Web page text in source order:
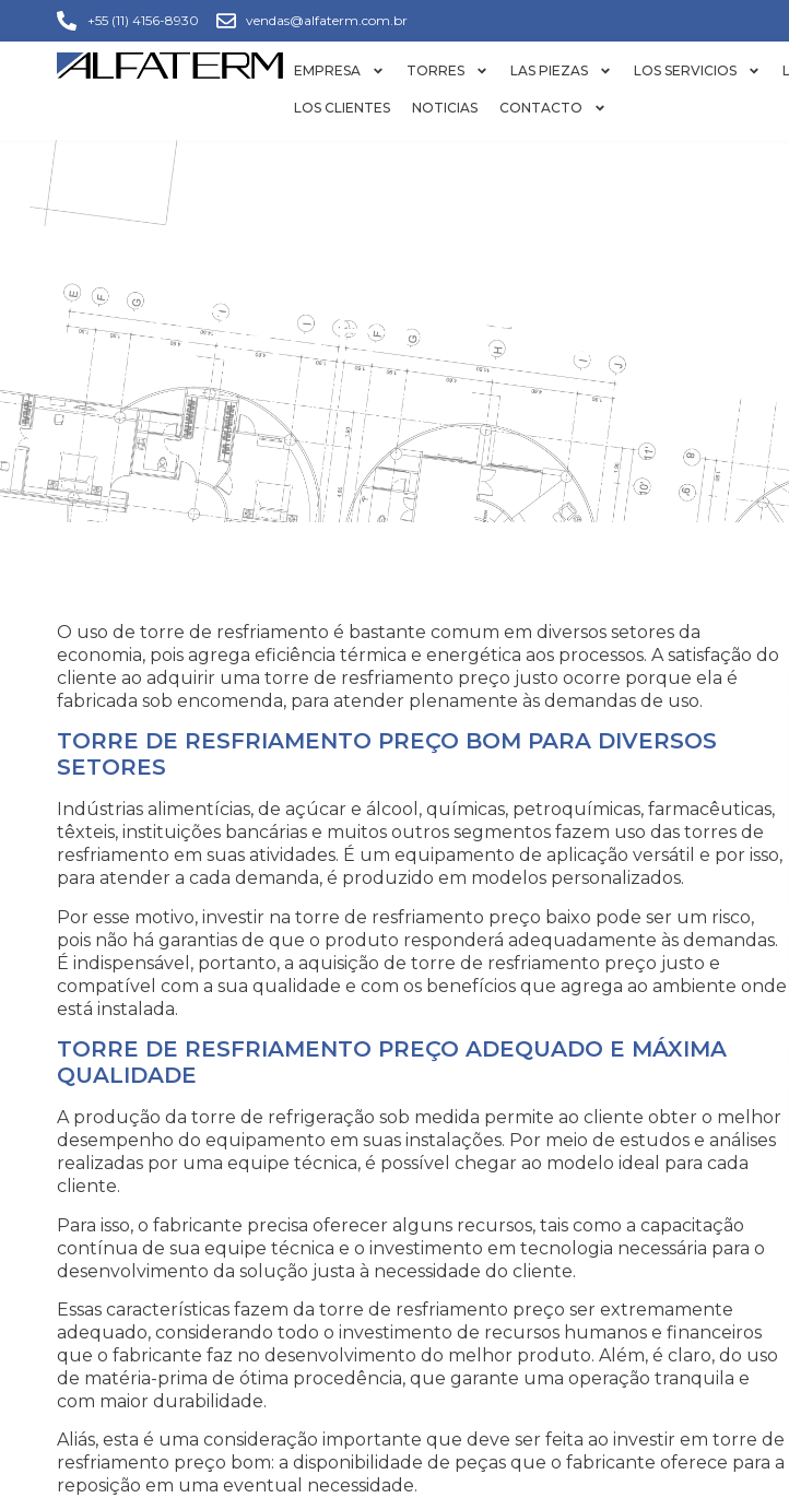
+55 (11) 4156-8930 vendas@alfaterm.com.br
EMPRESA TORRES LAS PIEZAS LOS SERVICIOS
LOS CLIENTES NOTICIAS CONTACTO
TORRE DE
O uso de torre de resfriamento é bastante comum em diversos setores da
economia, pois agrega eficiência térmica e energética aos processos. A satisfação do
cliente ao adquirir uma torre de resfriamento preço justo ocorre porque ela é
fabricada sob encomenda, para atender plenamente às demandas de uso.
TORRE DE RESFRIAMENTO PREÇO BOM PARA DIVERSOS
SETORES
Indústrias alimentícias, de açúcar e álcool, químicas, petroquímicas, farmacêuticas,
têxteis, instituições bancárias e muitos outros segmentos fazem uso das torres de
resfriamento em suas atividades. É um equipamento de aplicação versátil e por isso,
para atender a cada demanda, é produzido em modelos personalizados.
Por esse motivo, investir na torre de resfriamento preço baixo pode ser um risco,
pois não há garantias de que o produto responderá adequadamente às demandas.
É indispensável, portanto, a aquisição de torre de resfriamento preço justo e
compatível com a sua qualidade e com os benefícios que agrega ao ambiente onde
está instalada.
TORRE DE RESFRIAMENTO PREÇO ADEQUADO E MÁXIMA
QUALIDADE
A produção da torre de refrigeração sob medida permite ao cliente obter o melhor
desempenho do equipamento em suas instalações. Por meio de estudos e análises
realizadas por uma equipe técnica, é possível chegar ao modelo ideal para cada
cliente.
Para isso, o fabricante precisa oferecer alguns recursos, tais como a capacitação
contínua de sua equipe técnica e o investimento em tecnologia necessária para o
desenvolvimento da solução justa à necessidade do cliente.
Essas características fazem da torre de resfriamento preço ser extremamente
adequado, considerando todo o investimento de recursos humanos e financeiros
que o fabricante faz no desenvolvimento do melhor produto. Além, é claro, do uso
de matéria-prima de ótima procedência, que garante uma operação tranquila e
com maior durabilidade.
Aliás, esta é uma consideração importante que deve ser feita ao investir em torre de
resfriamento preço bom: a disponibilidade de peças que o fabricante oferece para a
reposição em uma eventual necessidade.